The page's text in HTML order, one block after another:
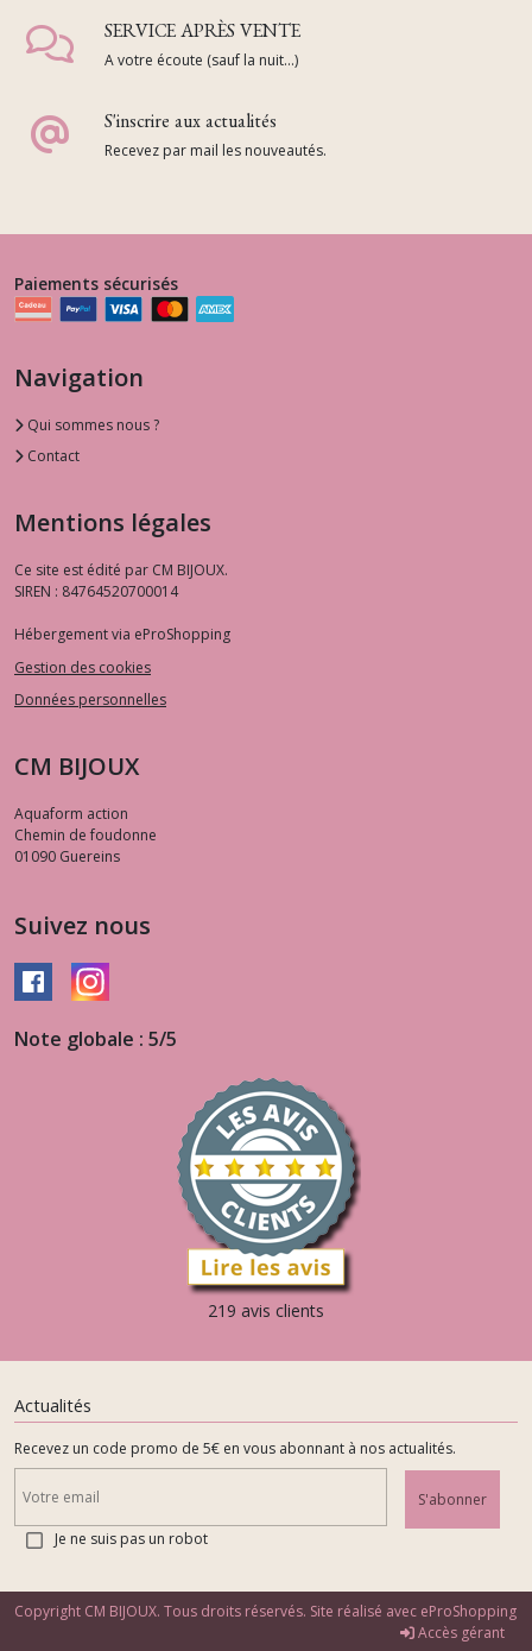
SERVICE APRÈS VENTE
A votre écoute (sauf la nuit...)
S'inscrire aux actualités
Recevez par mail les nouveautés.
Paiements sécurisés
Navigation
Qui sommes nous ?
Contact
Mentions légales
Ce site est édité par CM BIJOUX.
SIREN : 84764520700014
Hébergement via eProShopping
Gestion des cookies
Données personnelles
CM BIJOUX
Aquaform action
Chemin de foudonne
01090 Guereins
Suivez nous
Note globale : 5/5
219 avis clients
Actualités
Recevez un code promo de 5€ en vous abonnant à nos actualités.
S'abonner
Je ne suis pas un robot
Copyright CM BIJOUX. Tous droits réservés. Site réalisé avec eProShopping
Accès gérant